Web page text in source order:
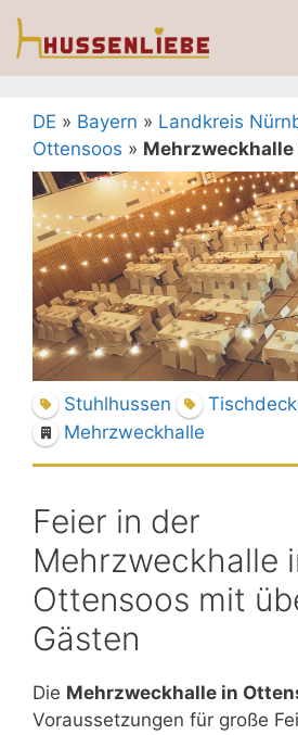
Zum
Inhalt
DE » Bayern » Landkreis
Ottensoos »
Stuhlhussen
Mehrzweckhalle
Feier in der
Mehrzweckhalle
Ottensoos mit
Gästen
Die Mehrzweckhalle in
Voraussetzungen für große